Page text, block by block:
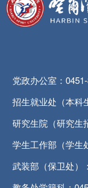
党政办公室：
招生就业处（本科
研究生院（研究生
学生工作部（学生
武装部（保卫处）